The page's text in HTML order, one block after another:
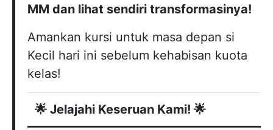
MM dan lihat sendiri transformasinya!
Amankan kursi untuk masa depan si
Kecil hari ini sebelum kehabisan kuota
kelas!
🌟 Jelajahi Keseruan Kami! 🌟